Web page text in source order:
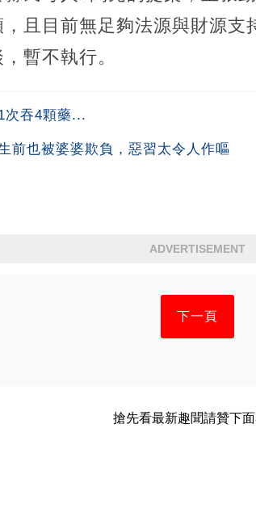
且目前無足夠法源與財源
暫不執行。
次吞4顆藥...
前也被婆婆欺負，惡習太令人作嘔
ADVERTISEMENT
下一頁
搶先看最新趣聞請贊下